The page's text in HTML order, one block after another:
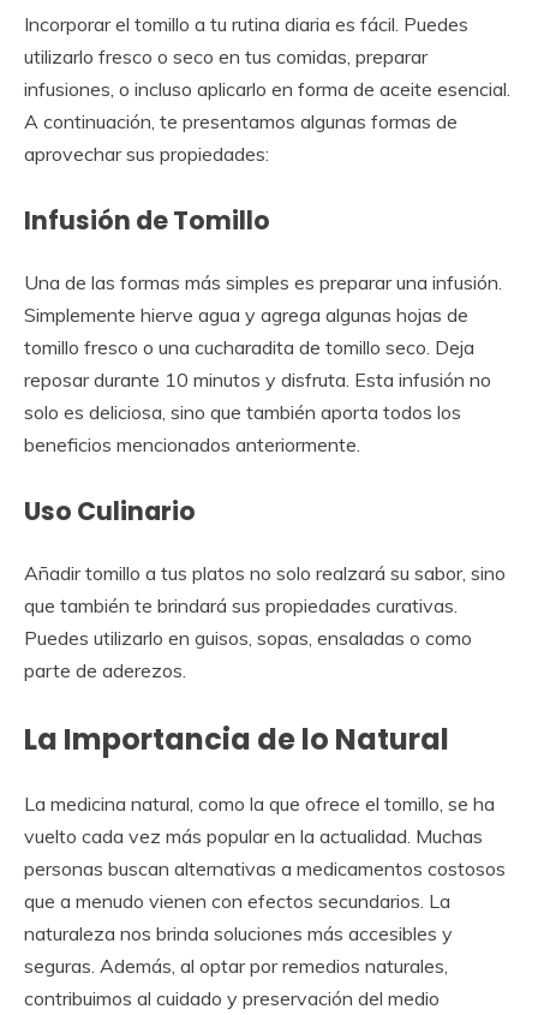
Incorporar el tomillo a tu rutina diaria es fácil. Puedes
utilizarlo fresco o seco en tus comidas, preparar
infusiones, o incluso aplicarlo en forma de aceite esencial.
A continuación, te presentamos algunas formas de
aprovechar sus propiedades:
Infusión de Tomillo
Una de las formas más simples es preparar una infusión.
Simplemente hierve agua y agrega algunas hojas de
tomillo fresco o una cucharadita de tomillo seco. Deja
reposar durante 10 minutos y disfruta. Esta infusión no
solo es deliciosa, sino que también aporta todos los
beneficios mencionados anteriormente.
Uso Culinario
Añadir tomillo a tus platos no solo realzará su sabor, sino
que también te brindará sus propiedades curativas.
Puedes utilizarlo en guisos, sopas, ensaladas o como
parte de aderezos.
La Importancia de lo Natural
La medicina natural, como la que ofrece el tomillo, se ha
vuelto cada vez más popular en la actualidad. Muchas
personas buscan alternativas a medicamentos costosos
que a menudo vienen con efectos secundarios. La
naturaleza nos brinda soluciones más accesibles y
seguras. Además, al optar por remedios naturales,
contribuimos al cuidado y preservación del medio